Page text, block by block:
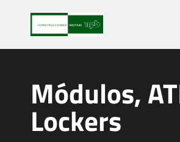
Módulos,
Lockers